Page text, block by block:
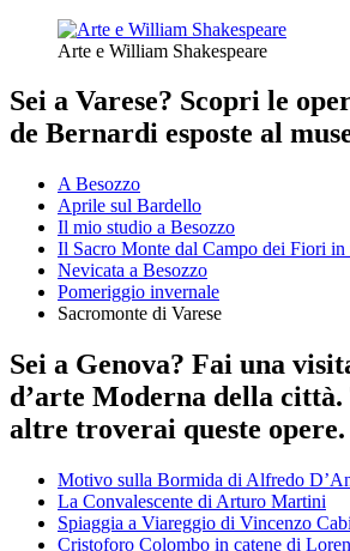
Arte e William Shakespeare
Sei a Varese? Scopri le
de Bernardi esposte al
A Besozzo
Aprile sul Bardello
Il mio studio a Besozzo
Il Sacro Monte dal Campo dei Fiori in
Nevicata a Besozzo
Pomeriggio invernale
Sacromonte di Varese
Sei a Genova? Fai una
d’arte Moderna della
altre troverai queste opere.
Motivo sulla Bormida di Alfredo
La Convalescente di Arturo Martini
Spiaggia a Viareggio di Vincenzo
Cristoforo Colombo in catene di